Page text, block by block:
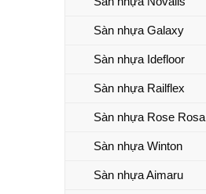
Sàn nhựa Galaxy
Sàn nhựa Idefloor
Sàn nhựa Railflex
Sàn nhựa Rose Rosa
Sàn nhựa Winton
Sàn nhựa Aimaru